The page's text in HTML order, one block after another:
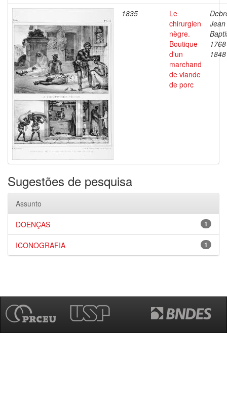
1835
Le
chirurgien
nègre.
Boutique
d'un
marchand
de viande
de porc
Jean
1848
Sugestões de pesquisa
Assunto
1
DOENÇAS
1
ICONOGRAFIA